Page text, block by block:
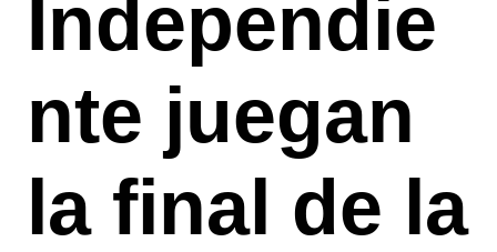
Independie
nte juegan
la final de la